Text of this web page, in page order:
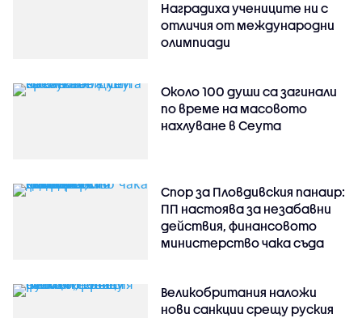
Наградиха учениците ни с
отличия от международни
олимпиади
Около 100 души са загинали
по време на масовото
нахлуване в Сеута
Спор за Пловдивския панаир:
ПП настоява за незабавни
действия, финансовото
министерство чака съда
Великобритания наложи
нови санкции срещу руския